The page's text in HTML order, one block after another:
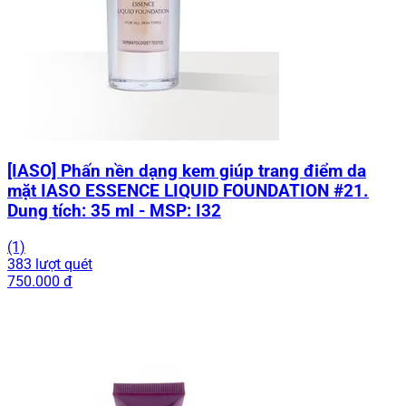
[IASO] Phấn nền dạng kem giúp trang điểm da
mặt IASO ESSENCE LIQUID FOUNDATION #21.
Dung tích: 35 ml - MSP: I32
(1)
383 lượt quét
750.000 đ